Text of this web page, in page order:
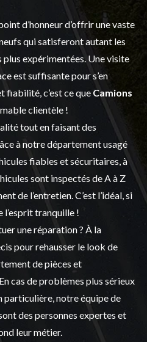
d’honneur d’offrir une vaste
qui satisferont autant les
plus expérimentées. Une visite
est suffisante pour s’en
fiabilité, c’est ce que Camions
clientèle !
tout en faisant des
à notredépartement usagé
fiables et sécuritaires, à
sont inspectés de A à Z
de l’entretien . C’est l’idéal, si
l’esprit tranquille !
une réparation ? À la
pour rehausser le look de
depièces et
cas de problèmes plus sérieux
particulière, notre équipe de
des personnes expertes et
leur métier.